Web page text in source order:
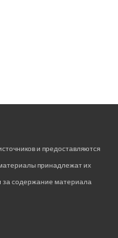
и предоставляются
принадлежат их
за содержание материала